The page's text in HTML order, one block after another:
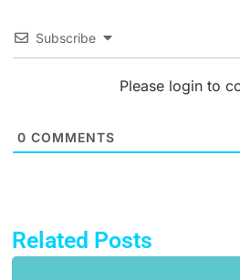
Subscribe
Please login to
0 COMMENTS
Related Posts